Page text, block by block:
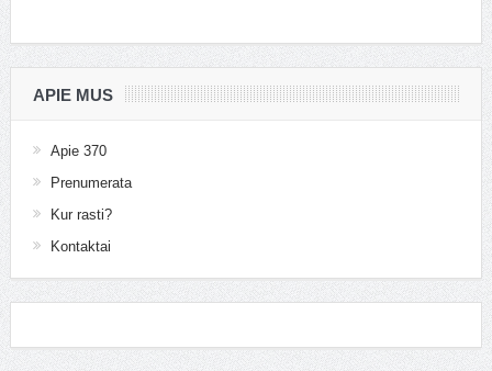
APIE MUS
Apie 370
Prenumerata
Kur rasti?
Kontaktai